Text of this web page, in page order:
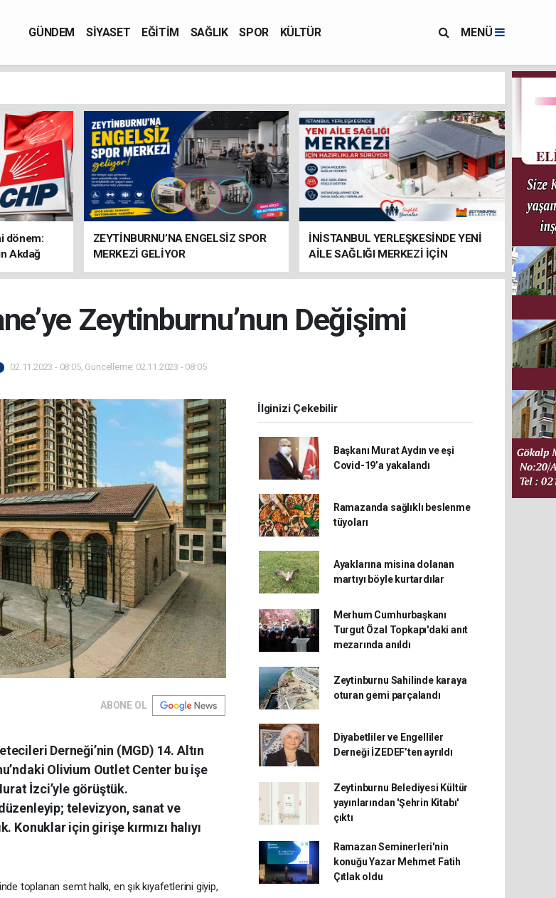
GÜNDEM SİYASET EĞİTİM SAĞLIK SPOR KÜLTÜR MENÜ
dönem:
Akdağ
ZEYTİNBURNU’NA ENGELSİZ SPOR
MERKEZİ GELİYOR
İNİSTANBUL YERLEŞKESİNDE YENİ
AİLE SAĞLIĞI MERKEZİ İÇİN
HAZIRLIKLAR SÜRÜYOR
Zeytinburnu’nun Değişimi
02.11.2023 - 08:05, Güncelleme: 02.11.2023 - 08:05
ABONE OL
Derneği’nin (MGD) 14. Altın
Olivium Outlet Center bu işe
İzci’yle görüştük.
televizyon, sanat ve
Konuklar için girişe kırmızı halıyı
toplanan semt halkı, en şık kıyafetlerini giyip,
İlginizi Çekebilir
Başkanı Murat Aydın ve eşi
Covid-19’a yakalandı
Ramazanda sağlıklı beslenme
tüyoları
Ayaklarına misina dolanan
martıyı böyle kurtardılar
Merhum Cumhurbaşkanı
Turgut Özal Topkapı'daki anıt
mezarında anıldı
Zeytinburnu Sahilinde karaya
oturan gemi parçalandı
Diyabetliler ve Engelliler
Derneği İZEDEF’ten ayrıldı
Zeytinburnu Belediyesi Kültür
yayınlarından 'Şehrin Kitabı'
çıktı
Ramazan Seminerleri'nin
konuğu Yazar Mehmet Fatih
Çıtlak oldu